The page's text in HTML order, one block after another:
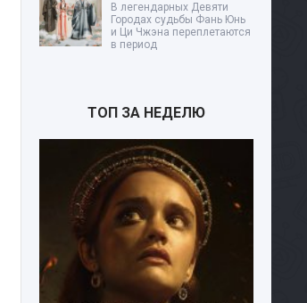
В легендарных Девяти
Городах судьбы Фань Юнь
и Ци Чжэна переплетаются
в период
ТОП ЗА НЕДЕЛЮ